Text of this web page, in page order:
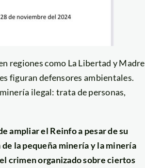
regiones como La Libertad y Madre
figuran defensores ambientales.
ilegal: trata de personas,
ampliar el Reinfo a pesar de su
la pequeña minería y la minería
crimen organizado sobre ciertos